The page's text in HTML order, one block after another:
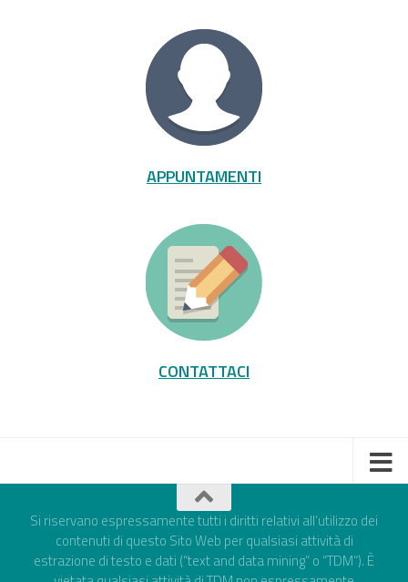
APPUNTAMENTI
CONTATTACI
Si riservano espressamente tutti i diritti relativi all’utilizzo dei
contenuti di questo Sito Web per qualsiasi attività di
estrazione di testo e dati (“text and data mining” o “TDM”). È